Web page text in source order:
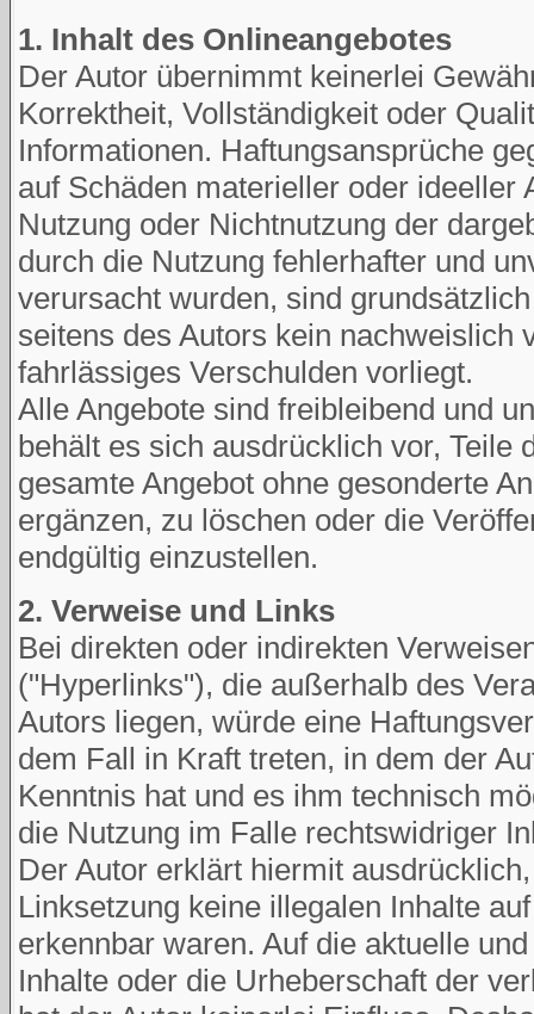
1. Inhalt des Onlineangebotes
Der Autor übernimmt keinerlei
Korrektheit, Vollständigkeit oder
Informationen. Haftungsansprüche
auf Schäden materieller oder ideeller
Nutzung oder Nichtnutzung der
durch die Nutzung fehlerhafter und
verursacht wurden, sind
seitens des Autors kein nachweislich
fahrlässiges Verschulden vorliegt.
Alle Angebote sind freibleibend und
behält es sich ausdrücklich vor, Teile
gesamte Angebot ohne gesonderte
ergänzen, zu löschen oder die
endgültig einzustellen.
2. Verweise und Links
Bei direkten oder indirekten
("Hyperlinks"), die außerhalb des
Autors liegen, würde eine
dem Fall in Kraft treten, in dem der
Kenntnis hat und es ihm technisch
die Nutzung im Falle rechtswidriger
Der Autor erklärt hiermit
Linksetzung keine illegalen Inhalte
erkennbar waren. Auf die aktuelle
Inhalte oder die Urheberschaft der